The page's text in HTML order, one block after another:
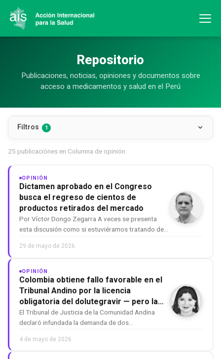
Repositorio
Publicaciones, noticias, opiniones y documentos sobre
acceso a medicamentos y salud en el Perú
Filtros 1
25 publicaciónes en Columna de opinión
OPINIÓN
Dictamen aprobado en el Congreso
busca el regreso de cientos de
productos retirados del mercado
Por Víctor Dongo Zegarra A veces se presenta
esta discusión como si estuviéramos tratando de
aún están en el mercado desaparezcan. Sin
embargo, la información presentada por la propia
DIGEMID en las reuniones técni…
29 de mayo de 2026
OPINIÓN
Colombia obtiene fallo favorable en el
Tribunal Andino por la licencia
obligatoria del dolutegravir — pero la
batalla jurídica interna continúa
El Tribunal de Justicia de la Comunidad Andina
declaró infundada la demanda de dos
obligatoria del medicamento de primera línea para
el VIH, en una decisión histórica para el acceso a
4 de mayo de 2026